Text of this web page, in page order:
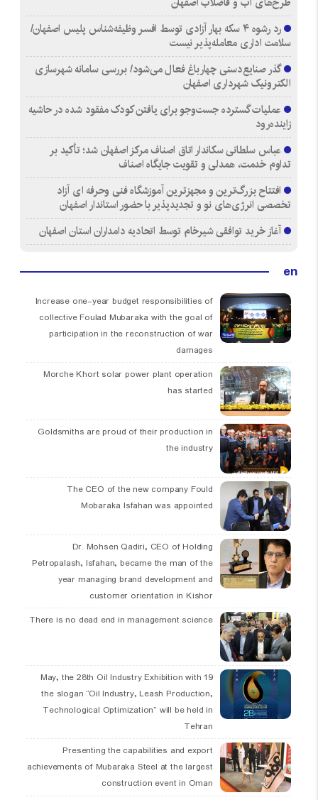
رد رشوه ۴ سکه بهار آزادی توسط افسر وظیفه‌شناس پلیس اصفهان/
سلامت اداری معامله‌پذیر نیست
گذر صنایع‌دستی چهارباغ فعال می‌شود/ بررسی سامانه شهرسازی
الکترونیک شهرداری اصفهان
عملیات گسترده جست‌وجو برای یافتن کودک مفقود شده در حاشیه
زاینده‌رود
عباس سلطانی سکاندار اتاق اصناف مرکز اصفهان شد؛ تأکید بر
تداوم خدمت، همدلی و تقویت جایگاه اصناف
افتتاح بزرگ‌ترین و مجهزترین آموزشگاه فنی وحرفه ای آزاد
تخصصی انرژی‌های نو و تجدیدپذیر با حضور استاندار اصفهان
آغاز خرید توافقی شیرخام توسط اتحادیه دامداران استان اصفهان
en
Increase one-year budget responsibilities of
collective Foulad Mubaraka with the goal of
participation in the reconstruction of war
damages
Morche Khort solar power plant operation
has started
Goldsmiths are proud of their production in
the industry
The CEO of the new company Fould
Mobaraka Isfahan was appointed
Dr. Mohsen Qadiri, CEO of Holding
Petropalash, Isfahan, became the man of the
year managing brand development and
customer orientation in Kishor
There is no dead end in management science
19 May, the 28th Oil Industry Exhibition with
the slogan “Oil Industry, Leash Production,
Technological Optimization” will be held in
Tehran
Presenting the capabilities and export
achievements of Mubaraka Steel at the largest
construction event in Oman